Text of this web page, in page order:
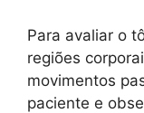
Para avaliar o
regiões
movimentos
paciente e